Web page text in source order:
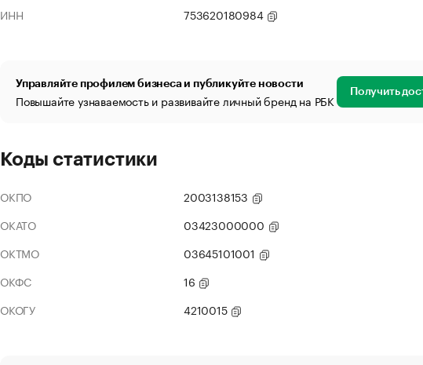
ИНН
753620180984
Управляйте профилем бизнеса и публикуйте новости
Повышайте узнаваемость и развивайте личный бренд на РБК Получить
Коды статистики
ОКПО
2003138153
ОКАТО
03423000000
ОКТМО
03645101001
ОКФС
16
ОКОГУ
4210015